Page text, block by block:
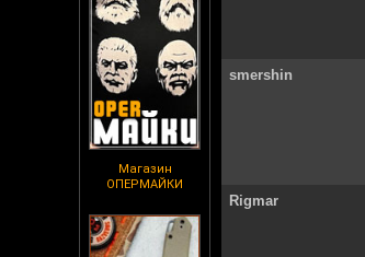
Магазин
ОПЕРМАЙКИ
smershin
Rigmar